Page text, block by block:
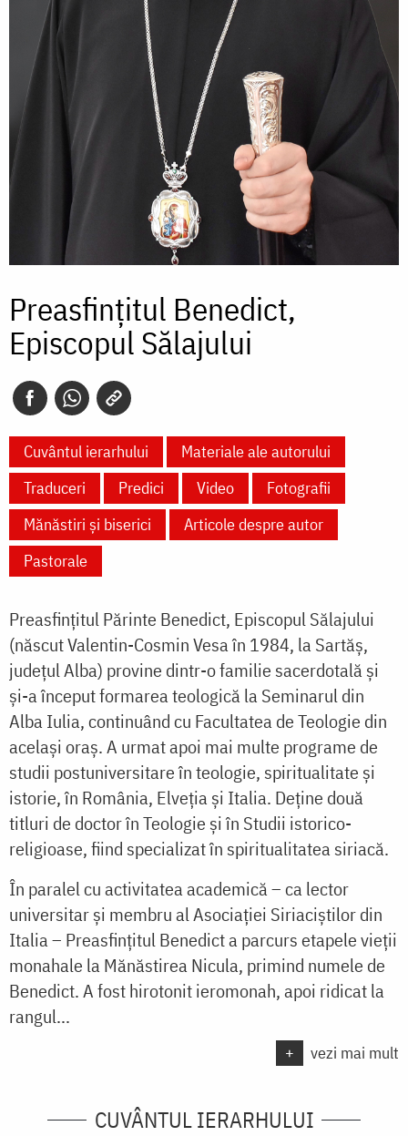
Preasfințitul Benedict,
Episcopul Sălajului
Cuvântul ierarhului
Materiale ale autorului
Traduceri
Predici Video
Fotografii
Mănăstiri și biserici
Articole despre autor
Pastorale
Preasfințitul Părinte Benedict, Episcopul Sălajului
(născut Valentin-Cosmin Vesa în 1984, la Sartăș,
județul Alba) provine dintr-o familie sacerdotală și
și-a început formarea teologică la Seminarul din
Alba Iulia, continuând cu Facultatea de Teologie din
același oraș. A urmat apoi mai multe programe de
studii postuniversitare în teologie, spiritualitate și
istorie, în România, Elveția și Italia. Deține două
titluri de doctor în Teologie și în Studii istorico-
religioase, fiind specializat în spiritualitatea siriacă.
În paralel cu activitatea academică – ca lector
universitar și membru al Asociației Siriaciștilor din
Italia – Preasfințitul Benedict a parcurs etapele vieții
monahale la Mănăstirea Nicula, primind numele de
Benedict. A fost hirotonit ieromonah, apoi ridicat la
rangul...
+ vezi mai mult
CUVÂNTUL IERARHULUI